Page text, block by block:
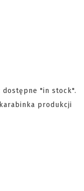
dostępne "in stock".
produkcji